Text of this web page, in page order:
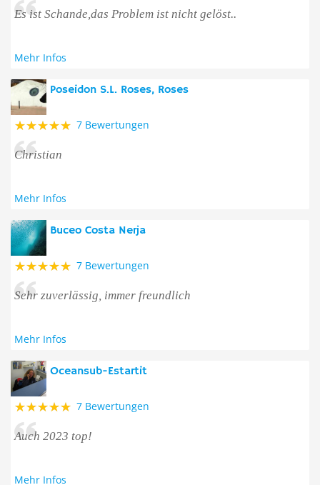
Es ist Schande,das Problem ist nicht gelöst..
Mehr Infos
Poseidon S.L. Roses, Roses
7 Bewertungen
Christian
Mehr Infos
Buceo Costa Nerja
7 Bewertungen
Sehr zuverlässig, immer freundlich
Mehr Infos
Oceansub-Estartit
7 Bewertungen
Auch 2023 top!
Mehr Infos